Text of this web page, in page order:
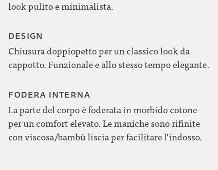
look pulito e minimalista.
DESIGN
Chiusura doppiopetto per un classico look da
cappotto. Funzionale e allo stesso tempo elegante.
FODERA INTERNA
La parte del corpo è foderata in morbido cotone
per un comfort elevato. Le maniche sono rifinite
con viscosa/bambù liscia per facilitare l’indosso.